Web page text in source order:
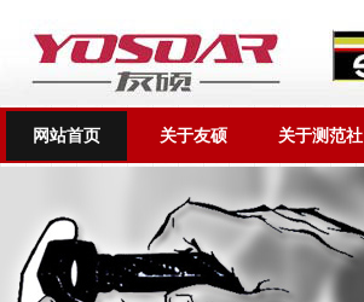
网站首页 关于友硕 关于测范社